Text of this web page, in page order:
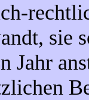
sie
Jahr